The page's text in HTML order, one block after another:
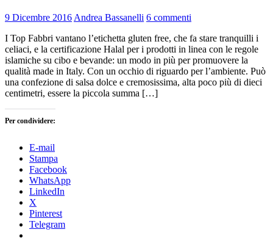
9 Dicembre 2016 Andrea Bassanelli 6 commenti
I Top Fabbri vantano l’etichetta gluten free, che fa stare tranquilli i
celiaci, e la certificazione Halal per i prodotti in linea con le regole
islamiche su cibo e bevande: un modo in più per promuovere la
qualità made in Italy. Con un occhio di riguardo per l’ambiente. Può
una confezione di salsa dolce e cremosissima, alta poco più di dieci
centimetri, essere la piccola summa […]
Per condividere:
E-mail
Stampa
Facebook
WhatsApp
LinkedIn
X
Pinterest
Telegram